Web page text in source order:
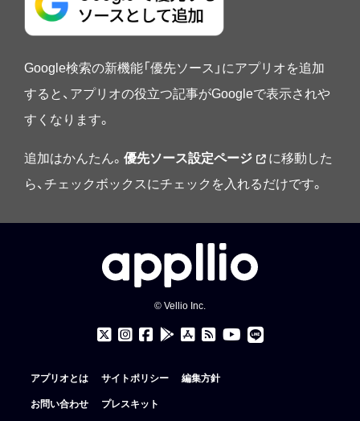
Google検索の新機能「優先ソース」にアプリオを追加
すると、アプリオの役立つ記事がGoogleで表示されや
すくなります。
追加はかんたん。 優先ソース設定ページ
に移動した
ら、チェックボックスにチェックを入れるだけです。
© Vellio Inc.
アプリオとは サイトポリシー 編集方針
お問い合わせ プレスキット